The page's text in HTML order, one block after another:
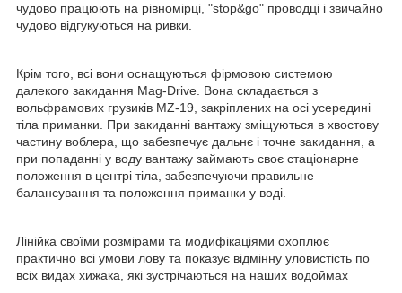
чудово працюють на рівномірці, "stop&go" проводці і звичайно
чудово відгукуються на ривки.
Крім того, всі вони оснащуються фірмовою системою
далекого закидання Mag-Drive. Вона складається з
вольфрамових грузиків MZ-19, закріплених на осі усередині
тіла приманки. При закиданні вантажу зміщуються в хвостову
частину воблера, що забезпечує дальнє і точне закидання, а
при попаданні у воду вантажу займають своє стаціонарне
положення в центрі тіла, забезпечуючи правильне
балансування та положення приманки у воді.
Лінійка своїми розмірами та модифікаціями охоплює
практично всі умови лову та показує відмінну уловистість по
всіх видах хижака, які зустрічаються на наших водоймах